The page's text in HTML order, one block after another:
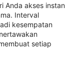
Anda akses instan
Interval
kesempatan
setiap